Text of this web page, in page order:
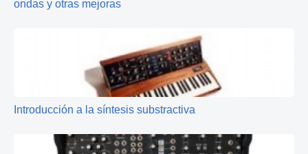
ondas y otras mejoras
Introducción a la síntesis substractiva